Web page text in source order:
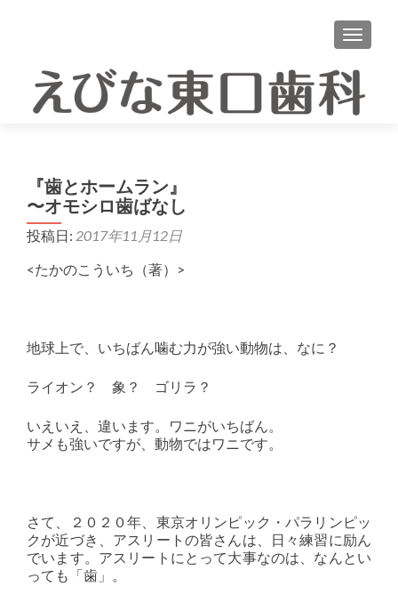
ナビゲ
『歯とホームラン』
〜オモシロ歯ばなし
投稿日: 2017年11月12日
<たかのこういち（著）>
地球上で、いちばん噛む力が強い動物は、なに？
ライオン？ 象？ ゴリラ？
いえいえ、違います。ワニがいちばん。
サメも強いですが、動物ではワニです。
さて、２０２０年、東京オリンピック・パラリンピッ
クが近づき、アスリートの皆さんは、日々練習に励ん
でいます。アスリートにとって大事なのは、なんとい
っても「歯」。